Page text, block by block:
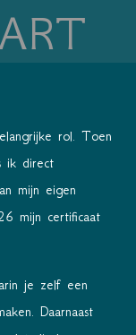
rol. Toen
ik direct
mijn eigen
mijn certificaat
je zelf een
Daarnaast